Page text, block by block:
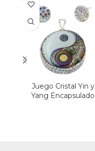
Juego Cristal Yin y
Yang Encapsulado